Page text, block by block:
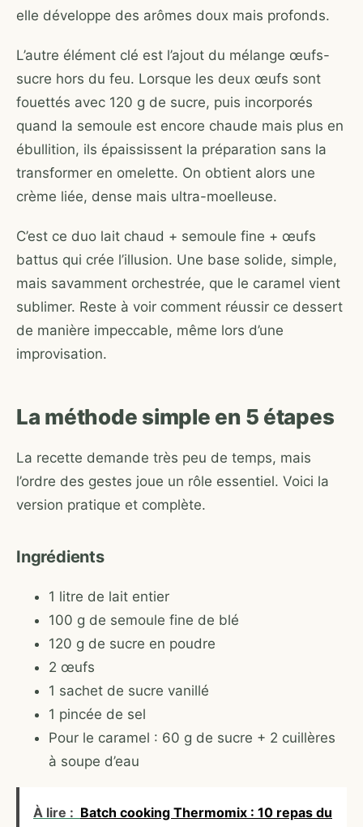
elle développe des arômes doux mais profonds.
L’autre élément clé est l’ajout du mélange œufs-
sucre hors du feu. Lorsque les deux œufs sont
fouettés avec 120 g de sucre, puis incorporés
quand la semoule est encore chaude mais plus en
ébullition, ils épaississent la préparation sans la
transformer en omelette. On obtient alors une
crème liée, dense mais ultra-moelleuse.
C’est ce duo lait chaud + semoule fine + œufs
battus qui crée l’illusion. Une base solide, simple,
mais savamment orchestrée, que le caramel vient
sublimer. Reste à voir comment réussir ce dessert
de manière impeccable, même lors d’une
improvisation.
La méthode simple en 5 étapes
La recette demande très peu de temps, mais
l’ordre des gestes joue un rôle essentiel. Voici la
version pratique et complète.
Ingrédients
1 litre de lait entier
100 g de semoule fine de blé
120 g de sucre en poudre
2 œufs
1 sachet de sucre vanillé
1 pincée de sel
Pour le caramel : 60 g de sucre + 2 cuillères
à soupe d’eau
À lire : Batch cooking Thermomix : 10 repas du